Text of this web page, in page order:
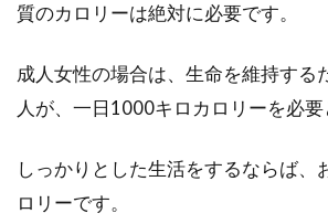
べ応えがないとつまら
質のカロリーは絶対に必要です。
成人女性の場合は、生命を維持する
人が、一日1000キロカロリーを必要
しっかりとした生活をするならば、
ロリーです。